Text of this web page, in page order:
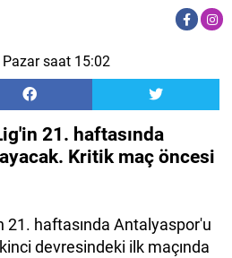
Pazar saat 15:02
21. haftasında
Kritik maç öncesi
21. haftasında Antalyaspor'u
devresindeki ilk maçında